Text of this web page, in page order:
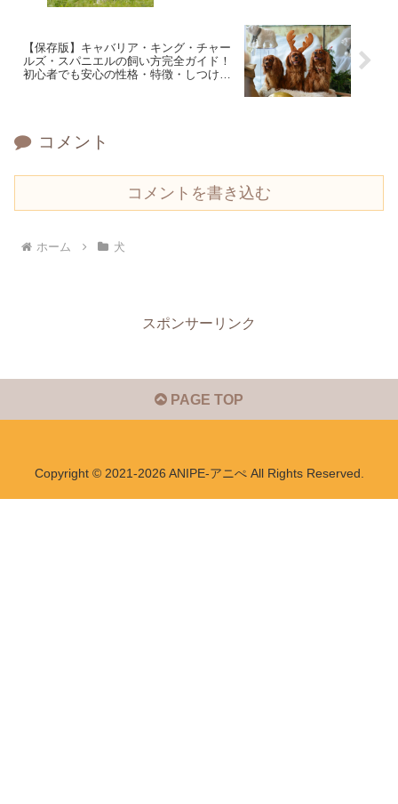
【保存版】キャバリア・キング・チャー
ルズ・スパニエルの飼い方完全ガイド！
初心者でも安心の性格・特徴・しつけ・
コメント
コメントを書き込む
ホーム 犬
スポンサーリンク
PAGE TOP
Copyright © 2021-2026 ANIPE-アニぺ All Rights Reserved.